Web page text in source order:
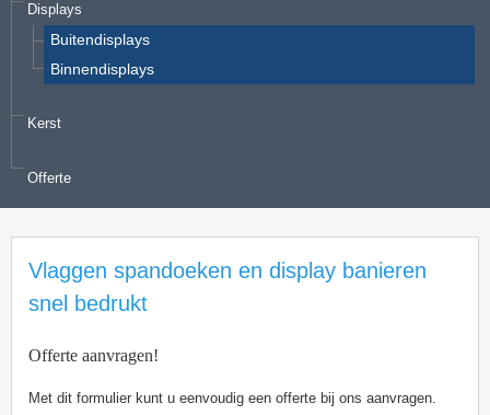
Displays
Buitendisplays
Binnendisplays
Kerst
Offerte
Vlaggen spandoeken en display banieren
snel bedrukt
Offerte aanvragen!
Met dit formulier kunt u eenvoudig een offerte bij ons aanvragen.